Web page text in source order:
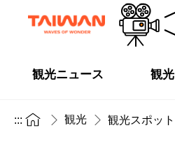
観光ニュース 観光
::: 観光 観光スポット